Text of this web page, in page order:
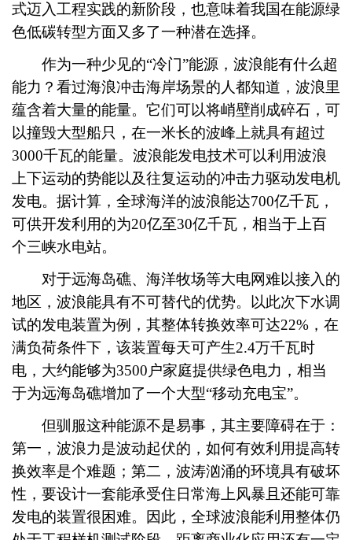
式迈入工程实践的新阶段，也意味着我国在能源绿
色低碳转型方面又多了一种潜在选择。
作为一种少见的“冷门”能源，波浪能有什么超
能力？看过海浪冲击海岸场景的人都知道，波浪里
蕴含着大量的能量。它们可以将峭壁削成碎石，可
以撞毁大型船只，在一米长的波峰上就具有超过
3000千瓦的能量。波浪能发电技术可以利用波浪
上下运动的势能以及往复运动的冲击力驱动发电机
发电。据计算，全球海洋的波浪能达700亿千瓦，
可供开发利用的为20亿至30亿千瓦，相当于上百
个三峡水电站。
对于远海岛礁、海洋牧场等大电网难以接入的
地区，波浪能具有不可替代的优势。以此次下水调
试的发电装置为例，其整体转换效率可达22%，在
满负荷条件下，该装置每天可产生2.4万千瓦时
电，大约能够为3500户家庭提供绿色电力，相当
于为远海岛礁增加了一个大型“移动充电宝”。
但驯服这种能源不是易事，其主要障碍在于：
第一，波浪力是波动起伏的，如何有效利用提高转
换效率是个难题；第二，波涛汹涌的环境具有破坏
性，要设计一套能承受住日常海上风暴且还能可靠
发电的装置很困难。因此，全球波浪能利用整体仍